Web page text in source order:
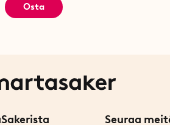
Osta
Seuraa